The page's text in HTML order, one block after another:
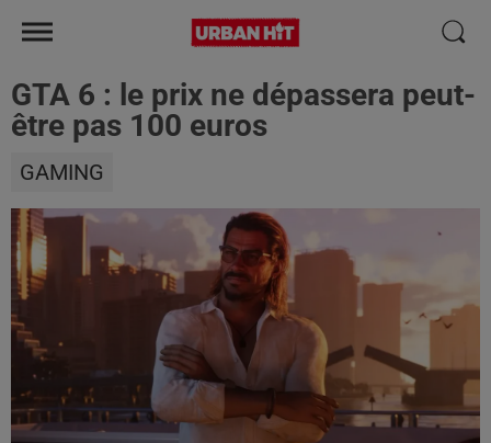
GTA 6 : le prix ne dépassera peut-
être pas 100 euros
GAMING